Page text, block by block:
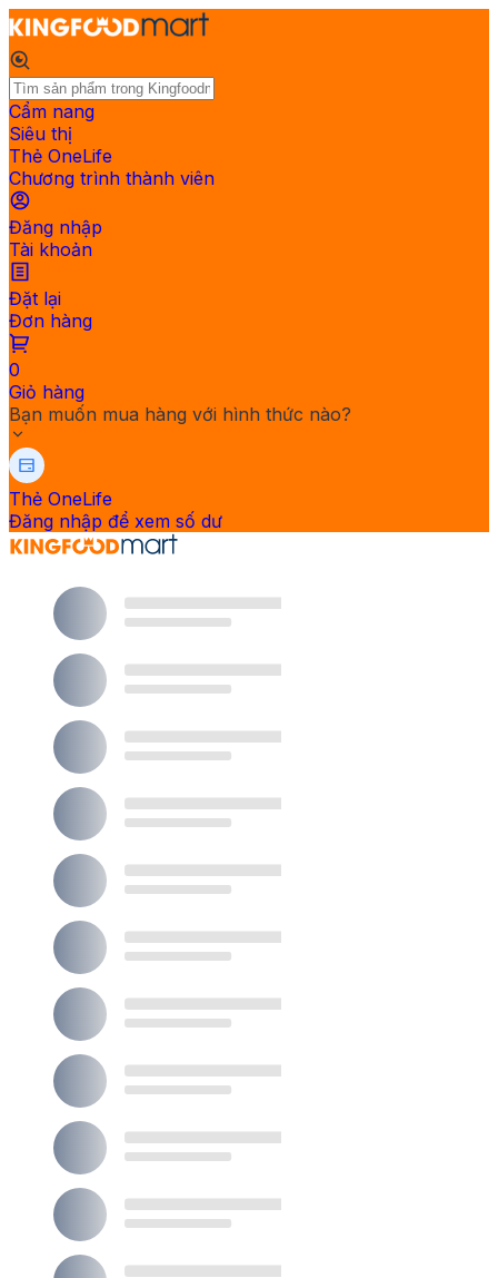
Cẩm nang
Siêu thị
Thẻ OneLife
Chương trình thành viên
Đăng nhập
Tài khoản
Đặt lại
Đơn hàng
0
Giỏ hàng
Bạn muốn mua hàng với hình thức nào?
Thẻ OneLife
Đăng nhập để xem số dư